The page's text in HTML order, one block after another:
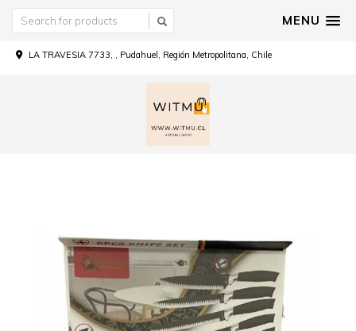
MENU
LA TRAVESIA 7733, , Pudahuel, Región Metropolitana, Chile